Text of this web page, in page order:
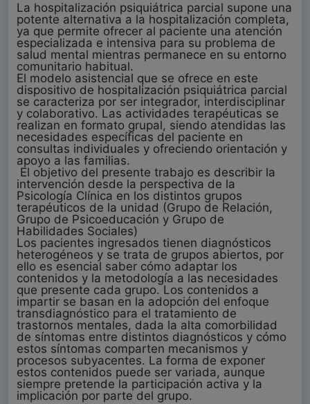
La hospitalización psiquiátrica parcial supone una
potente alternativa a la hospitalización completa,
ya que permite ofrecer al paciente una atención
especializada e intensiva para su problema de
salud mental mientras permanece en su entorno
comunitario habitual.
El modelo asistencial que se ofrece en este
dispositivo de hospitalización psiquiátrica parcial
se caracteriza por ser integrador, interdisciplinar
y colaborativo. Las actividades terapéuticas se
realizan en formato grupal, siendo atendidas las
necesidades específicas del paciente en
consultas individuales y ofreciendo orientación y
apoyo a las familias.
El objetivo del presente trabajo es describir la
intervención desde la perspectiva de la
Psicología Clínica en los distintos grupos
terapéuticos de la unidad (Grupo de Relación,
Grupo de Psicoeducación y Grupo de
Habilidades Sociales)
Los pacientes ingresados tienen diagnósticos
heterogéneos y se trata de grupos abiertos, por
ello es esencial saber cómo adaptar los
contenidos y la metodología a las necesidades
que presente cada grupo. Los contenidos a
impartir se basan en la adopción del enfoque
transdiagnóstico para el tratamiento de
trastornos mentales, dada la alta comorbilidad
de síntomas entre distintos diagnósticos y cómo
estos síntomas comparten mecanismos y
procesos subyacentes. La forma de exponer
estos contenidos puede ser variada, aunque
siempre pretende la participación activa y la
implicación por parte del grupo.